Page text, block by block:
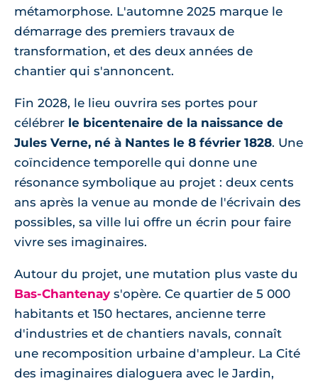
métamorphose. L'automne 2025 marque le
démarrage des premiers travaux de
transformation, et des deux années de
chantier qui s'annoncent.
Fin 2028, le lieu ouvrira ses portes pour
célébrer le bicentenaire de la naissance de
Jules Verne, né à Nantes le 8 février 1828. Une
coïncidence temporelle qui donne une
résonance symbolique au projet : deux cents
ans après la venue au monde de l'écrivain des
possibles, sa ville lui offre un écrin pour faire
vivre ses imaginaires.
Autour du projet, une mutation plus vaste du
Bas-Chantenay s'opère. Ce quartier de 5 000
habitants et 150 hectares, ancienne terre
d'industries et de chantiers navals, connaît
une recomposition urbaine d'ampleur. La Cité
des imaginaires dialoguera avec le Jardin,